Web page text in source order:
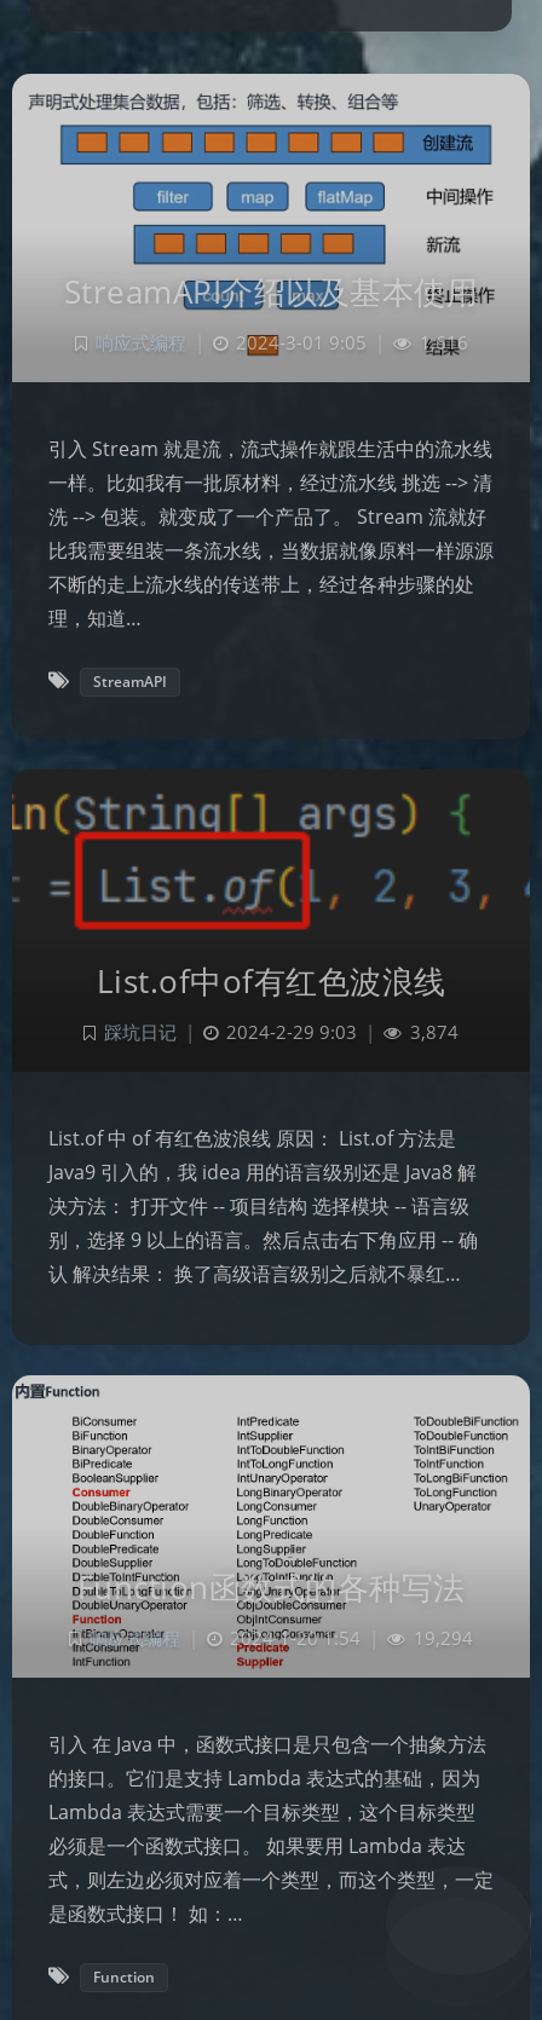
StreamAPI介绍以及基本使用
响应式编程 2024-3-01 9:05 1,616
引入 Stream 就是流，流式操作就跟生活中的流水线
一样。比如我有一批原材料，经过流水线 挑选 --> 清
洗 --> 包装。就变成了一个产品了。 Stream 流就好
比我需要组装一条流水线，当数据就像原料一样源源
不断的走上流水线的传送带上，经过各种步骤的处
理，知道…
StreamAPI
List.of中of有红色波浪线
踩坑日记 | 2024-2-29 9:03 | 3,874
List.of 中 of 有红色波浪线 原因： List.of 方法是
Java9 引入的，我 idea 用的语言级别还是 Java8 解
决方法： 打开文件 -- 项目结构 选择模块 -- 语言级
别，选择 9 以上的语言。然后点击右下角应用 -- 确
认 解决结果： 换了高级语言级别之后就不暴红…
Function函数式的各种写法
响应式编程 2024-1-20 1:54 19,294
引入 在 Java 中，函数式接口是只包含一个抽象方法
的接口。它们是支持 Lambda 表达式的基础，因为
Lambda 表达式需要一个目标类型，这个目标类型
必须是一个函数式接口。 如果要用 Lambda 表达
式，则左边必须对应着一个类型，而这个类型，一定
是函数式接口！ 如：…
Function